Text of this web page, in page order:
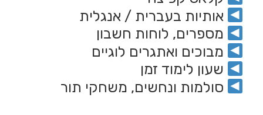
אותיות בעברית / אנגלית
מספרים, לוחות חשבון
מבוכים ואתגרים לוגיים
שעון לימוד זמן
סולמות ונחשים, משחקי תור